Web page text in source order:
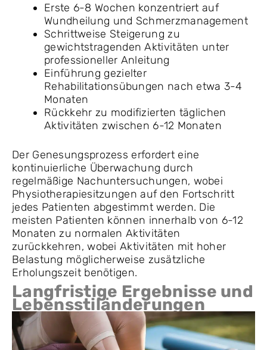
Erste 6-8 Wochen konzentriert auf
Wundheilung und Schmerzmanagement
Schrittweise Steigerung zu
gewichtstragenden Aktivitäten unter
professioneller Anleitung
Einführung gezielter
Rehabilitationsübungen nach etwa 3-4
Monaten
Rückkehr zu modifizierten täglichen
Aktivitäten zwischen 6-12 Monaten
Der Genesungsprozess erfordert eine
kontinuierliche Überwachung durch
regelmäßige Nachuntersuchungen, wobei
Physiotherapiesitzungen auf den Fortschritt
jedes Patienten abgestimmt werden. Die
meisten Patienten können innerhalb von 6-12
Monaten zu normalen Aktivitäten
zurückkehren, wobei Aktivitäten mit hoher
Belastung möglicherweise zusätzliche
Erholungszeit benötigen.
Langfristige Ergebnisse und
Lebensstiländerungen